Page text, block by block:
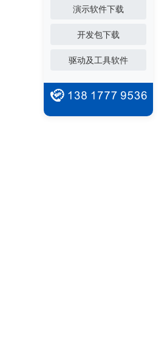
演示软件下载
开发包下载
驱动及工具软件